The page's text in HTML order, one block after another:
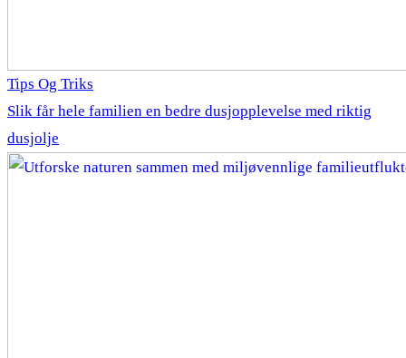
Tips Og Triks
Slik får hele familien en bedre dusjopplevelse med riktig
dusjolje